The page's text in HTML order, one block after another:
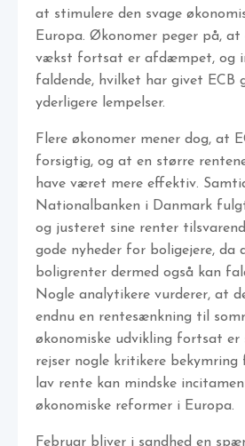
at stimulere den svage
Europa. Økonomer peger på, at
vækst fortsat er afdæmpet, og
faldende, hvilket har givet ECB
yderligere lempelser.
Flere økonomer mener dog, at
forsigtig, og at en større
have været mere effektiv.
Nationalbanken i Danmark fulgt
og justeret sine renter
gode nyheder for boligejere, da
boligrenter dermed også kan
Nogle analytikere vurderer, at
endnu en rentesænkning til
økonomiske udvikling fortsat er
rejser nogle kritikere bekymring
lav rente kan mindske
økonomiske reformer i Europa.
Februar bliver i sandhed en